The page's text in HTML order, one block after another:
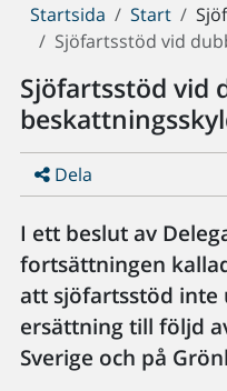
Du
är
Startsida Start
Sjöfartsstöd vid
Sjöfartsstöd vid
Dela
I ett beslut av
fortsättningen
att sjöfartsstöd inte
ersättning till följd
Sverige och på